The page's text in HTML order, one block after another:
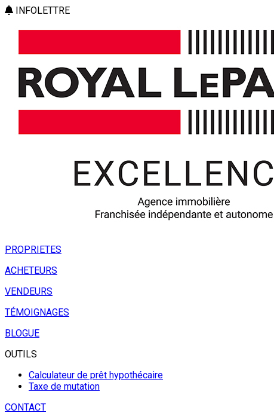
INFOLETTRE
PROPRIETES
ACHETEURS
VENDEURS
TÉMOIGNAGES
BLOGUE
OUTILS
Calculateur de prêt hypothécaire
Taxe de mutation
CONTACT